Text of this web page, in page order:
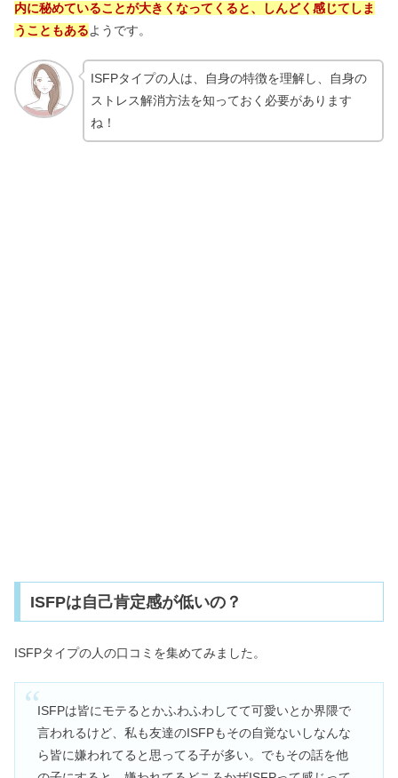
内に秘めていることが大きくなってくると、しんどく感じてしま
うこともあるようです。
ISFPタイプの人は、自身の特徴を理解し、自身の
ストレス解消方法を知っておく必要があります
ね！
ISFPは自己肯定感が低いの？
ISFPタイプの人の口コミを集めてみました。
ISFPは皆にモテるとかふわふわしてて可愛いとか界隈で
言われるけど、私も友達のISFPもその自覚ないしなんな
ら皆に嫌われてると思ってる子が多い。でもその話を他